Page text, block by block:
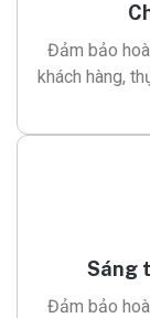
Đảm bảo
khách hàng,
Sáng
Đảm bảo